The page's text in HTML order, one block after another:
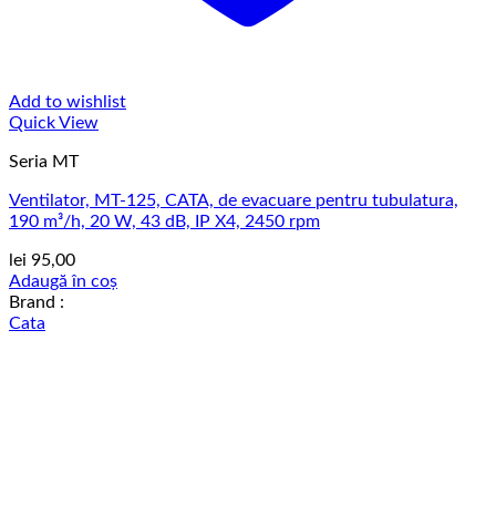
Add to wishlist
Quick View
Seria MT
Ventilator, MT-125, CATA, de evacuare pentru tubulatura,
190 m³/h, 20 W, 43 dB, IP X4, 2450 rpm
lei 95,00
Adaugă în coș
Brand :
Cata